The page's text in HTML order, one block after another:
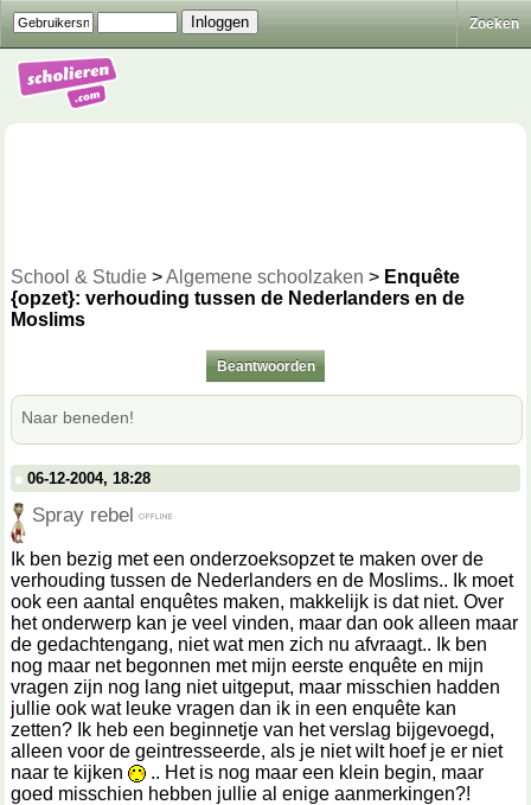
Zoeken
School & Studie >Algemene schoolzaken > Enquête
{opzet}: verhouding tussen de Nederlanders en de
Moslims
Beantwoorden
Naar beneden!
06-12-2004, 18:28
Spray rebel
Ik ben bezig met een onderzoeksopzet te maken over de
verhouding tussen de Nederlanders en de Moslims.. Ik moet
ook een aantal enquêtes maken, makkelijk is dat niet. Over
het onderwerp kan je veel vinden, maar dan ook alleen maar
de gedachtengang, niet wat men zich nu afvraagt.. Ik ben
nog maar net begonnen met mijn eerste enquête en mijn
vragen zijn nog lang niet uitgeput, maar misschien hadden
jullie ook wat leuke vragen dan ik in een enquête kan
zetten? Ik heb een beginnetje van het verslag bijgevoegd,
alleen voor de geintresseerde, als je niet wilt hoef je er niet
naar te kijken
.. Het is nog maar een klein begin, maar
goed misschien hebben jullie al enige aanmerkingen?!